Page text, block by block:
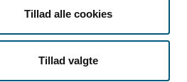
Tillad alle cookies
Tillad valgte